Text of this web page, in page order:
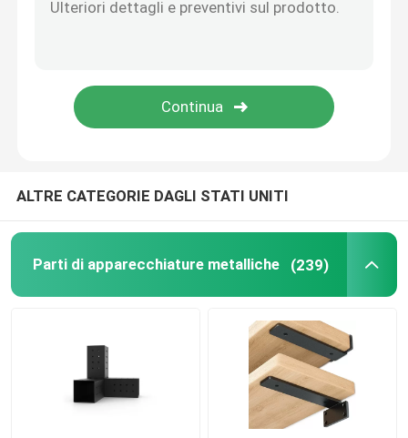
ALTRE CATEGORIE DAGLI STATI UNITI
Parti di apparecchiature metalliche (239)